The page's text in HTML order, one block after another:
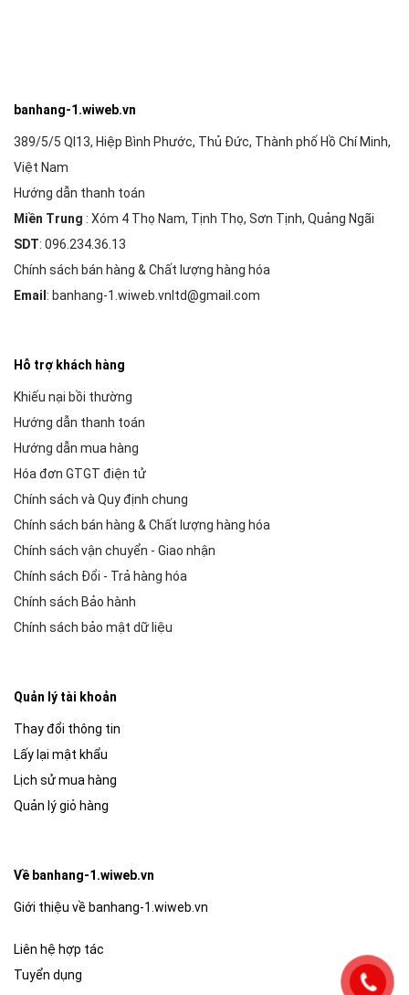
banhang-1.wiweb.vn
389/5/5 Ql13, Hiệp Bình Phước, Thủ Đức, Thành phố Hồ Chí Minh,
Việt Nam
Hướng dẫn thanh toán
Miền Trung : Xóm 4 Thọ Nam, Tịnh Thọ, Sơn Tịnh, Quảng Ngãi
SDT: 096.234.36.13
Chính sách bán hàng & Chất lượng hàng hóa
Email: banhang-1.wiweb.vnltd@gmail.com
Hỗ trợ khách hàng
Khiếu nại bồi thường
Hướng dẫn thanh toán
Hướng dẫn mua hàng
Hóa đơn GTGT điện tử
Chính sách và Quy định chung
Chính sách bán hàng & Chất lượng hàng hóa
Chính sách vận chuyển - Giao nhận
Chính sách Đổi - Trả hàng hóa
Chính sách Bảo hành
Chính sách bảo mật dữ liệu
Quản lý tài khoản
Thay đổi thông tin
Lấy lại mật khẩu
Lịch sử mua hàng
Quản lý giỏ hàng
Về banhang-1.wiweb.vn
Giới thiệu về banhang-1.wiweb.vn
Liên hệ hợp tác
Tuyển dụng